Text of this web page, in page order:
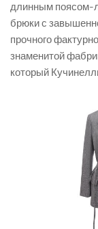
длинным поясом-
брюки с
прочного
знаменитой
который